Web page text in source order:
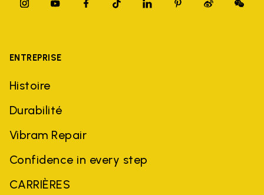
ENTREPRISE
Histoire
Durabilité
Vibram Repair
Confidence in every step
CARRIÈRES